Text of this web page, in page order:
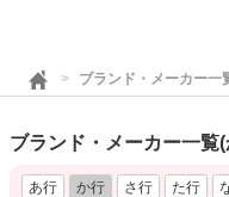
ブランド・メーカー一
ブランド・メーカー一覧
あ行 か行 さ行 た行